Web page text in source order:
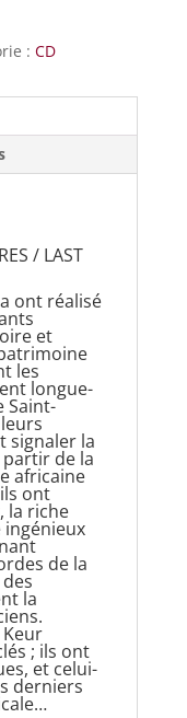
: CD
/ LAST
ont réalisé
et
les
longue­
Saint-
signaler la
partir de la
africaine
ont
la riche
ingénieux
de la
la
; ils ont
et celui-
derniers